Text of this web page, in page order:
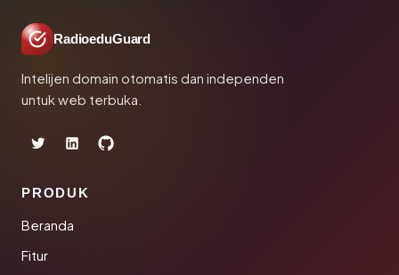
RadioeduGuard
Intelijen domain otomatis dan independen
untuk web terbuka.
PRODUK
Beranda
Fitur